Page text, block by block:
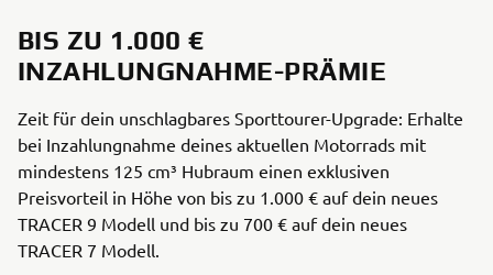
BIS ZU 1.000 €
INZAHLUNGNAHME-PRÄMIE
Zeit für dein unschlagbares Sporttourer-Upgrade: Erhalte
bei Inzahlungnahme deines aktuellen Motorrads mit
mindestens 125 cm³ Hubraum einen exklusiven
Preisvorteil in Höhe von bis zu 1.000 € auf dein neues
TRACER 9 Modell und bis zu 700 € auf dein neues
TRACER 7 Modell.